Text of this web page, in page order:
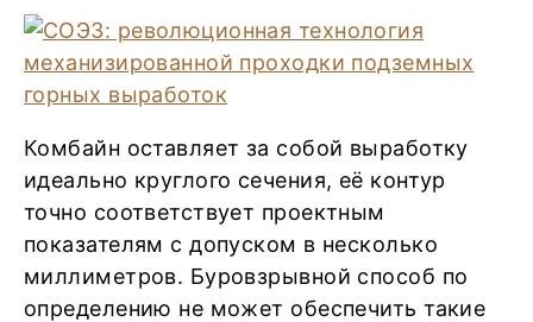
Комбайн оставляет за собой выработку
идеально круглого сечения, её контур
точно соответствует проектным
показателям с допуском в несколько
миллиметров. Буровзрывной способ по
определению не может обеспечить такие